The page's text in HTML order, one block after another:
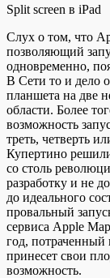
Split screen в iPad
Слух о том, что
позволяющий
одновременно,
В Сети то и дело
планшета на две
области. Более
возможность
треть, четверть
Купертино
со столь
разработку и не
до идеального
провальный
сервиса Apple
год, потраченный
принесет свои
возможность.